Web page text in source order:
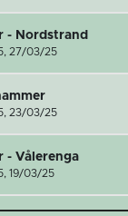
- Nordstrand
27/03/25
23/03/25
- Vålerenga
19/03/25